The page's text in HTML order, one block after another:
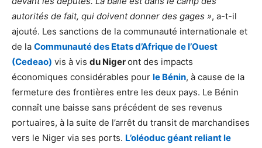
autorités de fait, qui doivent donner des gages », a-t-il
ajouté. Les sanctions de la communauté internationale et
de la Communauté des Etats d’Afrique de l’Ouest
(Cedeao) vis à vis du Nigeront des impacts
économiques considérables pour le Bénin, à cause de la
fermeture des frontières entre les deux pays. Le Bénin
connaît une baisse sans précédent de ses revenus
portuaires, à la suite de l’arrêt du transit de marchandises
vers le Niger via ses ports. L’oléoduc géant reliant le